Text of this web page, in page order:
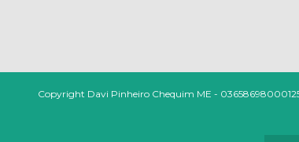
Copyright Davi Pinheiro Chequim ME - 03658698000125